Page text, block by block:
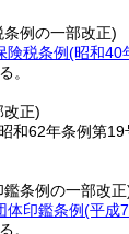
例の一部改正)
険税条例(昭和40
。
改正)
和62年条例第19
条例の一部改正
体印鑑条例(平成
。